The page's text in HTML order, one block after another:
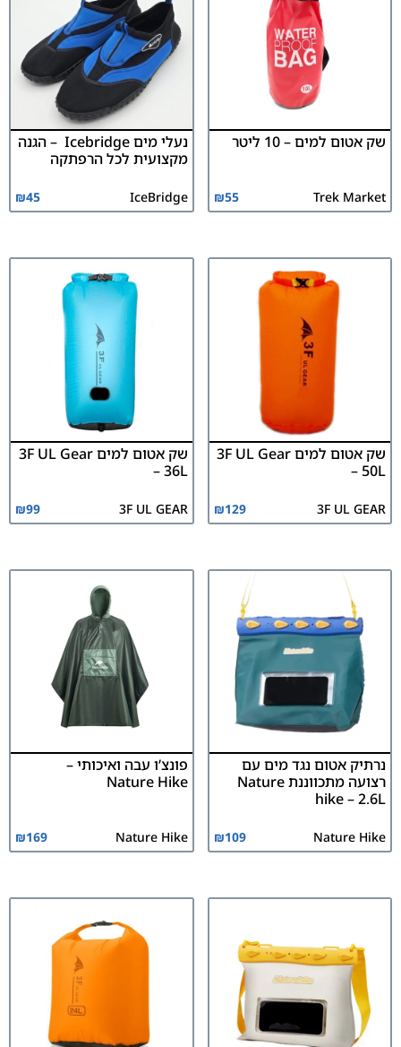
שק אטום למים – 10 ליטר
Trek Market
₪55
נעלי מים Icebridge – הגנה
מקצועית לכל הרפתקה
IceBridge
₪45
שק אטום למים 3F UL Gear
– 50L
3F UL GEAR
₪129
שק אטום למים 3F UL Gear
– 36L
3F UL GEAR
₪99
נרתיק אטום נגד מים עם
רצועה מתכווננת Nature
hike – 2.6L
Nature Hike
₪109
פונצ’ו עבה ואיכותי –
Nature Hike
Nature Hike
₪169